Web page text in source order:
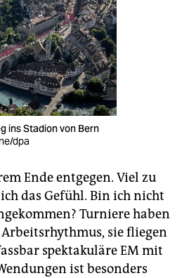
ins Stadion von Bern
dpa
Ende entgegen. Viel zu
das Gefühl. Bin ich nicht
Turniere haben
sie fliegen
spektakuläre EM mit
ist besonders